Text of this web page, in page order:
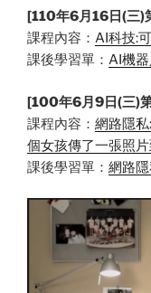
[110年6月16日(三)
課程內容： AI科技:
課後學習單： AI機
[100年6月9日(三)
課程內容： 網路隱
個女孩傳了一張照
課後學習單： 網路